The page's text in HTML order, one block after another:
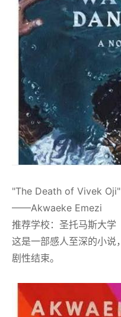
"The Death of Vivek Oji"
——Akwaeke Emezi
推荐学校：圣托马斯大学
这是一部感人至深的小说
剧性结束。